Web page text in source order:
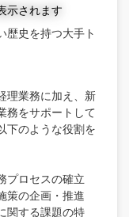
示されます
歴史を持つ大手ト
理業務に加え、新
務をサポートして
下のような役割を
プロセスの確立
策の企画・推進
関する課題の特